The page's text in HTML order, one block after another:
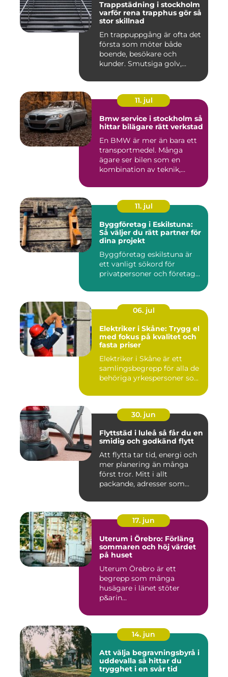
Trappstädning i stockholm
varför rena trapphus gör så
stor skillnad
En trappuppgång är ofta det
första som möter både
boende, besökare och
kunder. Smutsiga golv,
11. jul
Bmw service i stockholm så
hittar bilägare rätt verkstad
En BMW är mer än bara ett
transportmedel. Många
ägare ser bilen som en
kombination av teknik,
11. jul
Byggföretag i Eskilstuna:
Så väljer du rätt partner för
dina projekt
Byggföretag eskilstuna är
ett vanligt sökord för
privatpersoner och företag...
06. jul
Elektriker i Skåne: Trygg el
med fokus på kvalitet och
fasta priser
Elektriker i Skåne är ett
samlingsbegrepp för alla de
behöriga yrkespersoner so...
30. jun
Flyttstäd i luleå så får du en
smidig och godkänd flytt
Att flytta tar tid, energi och
mer planering än många
först tror. Mitt i allt
packande, adresser som...
17. jun
Uterum i Örebro: Förläng
sommaren och höj värdet
på huset
Uterum Örebro är ett
begrepp som många
husägare i länet stöter
p&arin...
14. jun
Att välja begravningsbyrå i
uddevalla så hittar du
trygghet i en svår tid